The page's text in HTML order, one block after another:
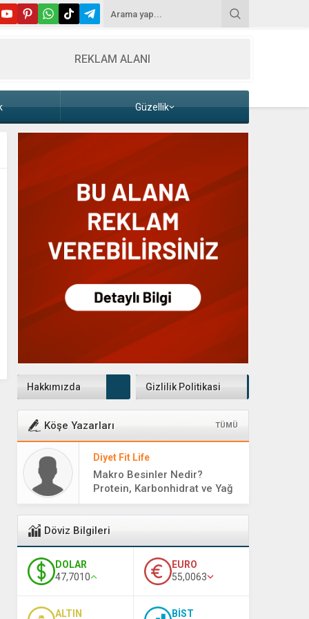
REKLAM ALANI
Güzellik
Hakkımızda Gizlilik Politikasi
Köşe Yazarları TÜMÜ
Diyet Fit Life
Makro Besinler Nedir?
Protein, Karbonhidrat ve Yağ
Rehberi
Döviz Bilgileri
DOLAR
47,7010
EURO
55,0063
ALTIN
BİST